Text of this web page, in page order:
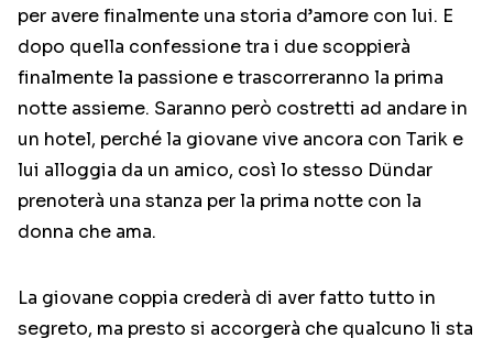
per avere finalmente una storia d’amore con lui. E
dopo quella confessione tra i due scoppierà
finalmente la passione e trascorreranno la prima
notte assieme. Saranno però costretti ad andare in
un hotel, perché la giovane vive ancora con Tarik e
lui alloggia da un amico, così lo stesso Dündar
prenoterà una stanza per la prima notte con la
donna che ama.
La giovane coppia crederà di aver fatto tutto in
segreto, ma presto si accorgerà che qualcuno li sta